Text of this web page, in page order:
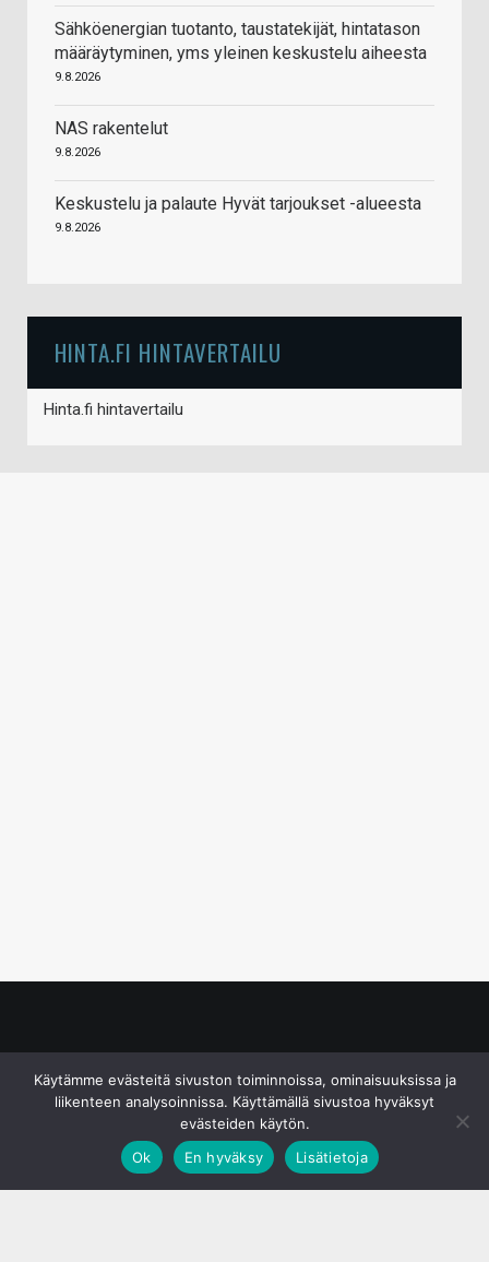
Sähköenergian tuotanto, taustatekijät, hintatason
määräytyminen, yms yleinen keskustelu aiheesta
9.8.2026
NAS rakentelut
9.8.2026
Keskustelu ja palaute Hyvät tarjoukset -alueesta
9.8.2026
HINTA.FI HINTAVERTAILU
Hinta.fi hintavertailu
Käytämme evästeitä sivuston toiminnoissa, ominaisuuksissa ja
liikenteen analysoinnissa. Käyttämällä sivustoa hyväksyt
evästeiden käytön.
Ok
En hyväksy Lisätietoja